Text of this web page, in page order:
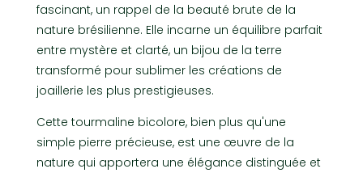
fascinant, un rappel de la beauté brute de la
nature brésilienne. Elle incarne un équilibre parfait
entre mystère et clarté, un bijou de la terre
transformé pour sublimer les créations de
joaillerie les plus prestigieuses.
Cette tourmaline bicolore, bien plus qu'une
simple pierre précieuse, est une œuvre de la
nature qui apportera une élégance distinguée et